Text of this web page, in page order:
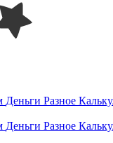
Деньги Разное
Деньги Разное